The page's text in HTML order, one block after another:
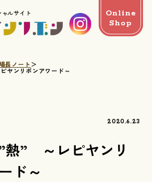
ルサイト
Online
Shop
長ノート
ンリボンアワード～
2020.6.23
” ～レピヤンリ
ド～